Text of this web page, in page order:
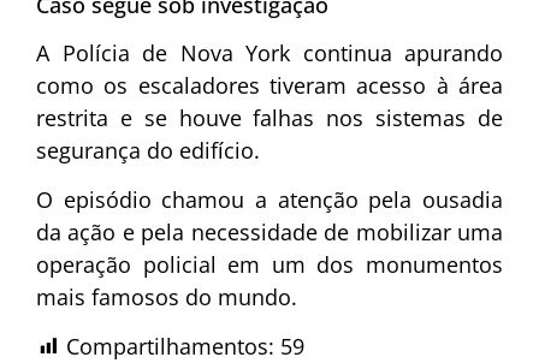
A Polícia de Nova York continua apurando
como os escaladores tiveram acesso à área
restrita e se houve falhas nos sistemas de
segurança do edifício.
O episódio chamou a atenção pela ousadia
da ação e pela necessidade de mobilizar uma
operação policial em um dos monumentos
mais famosos do mundo.
Compartilhamentos: 59